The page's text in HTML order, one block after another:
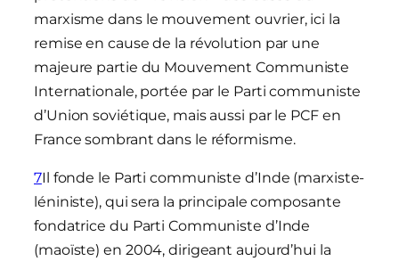
marxisme dans le mouvement ouvrier, ici la
remise en cause de la révolution par une
majeure partie du Mouvement Communiste
Internationale, portée par le Parti communiste
d’Union soviétique, mais aussi par le PCF en
France sombrant dans le réformisme.
7Il fonde le Parti communiste d’Inde (marxiste-
léniniste), qui sera la principale composante
fondatrice du Parti Communiste d’Inde
(maoïste) en 2004, dirigeant aujourd’hui la